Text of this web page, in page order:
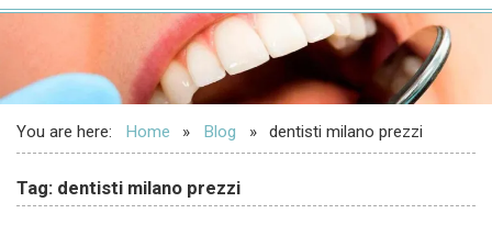
You are here: Home Blog dentisti milano prezzi
Tag: dentisti milano prezzi